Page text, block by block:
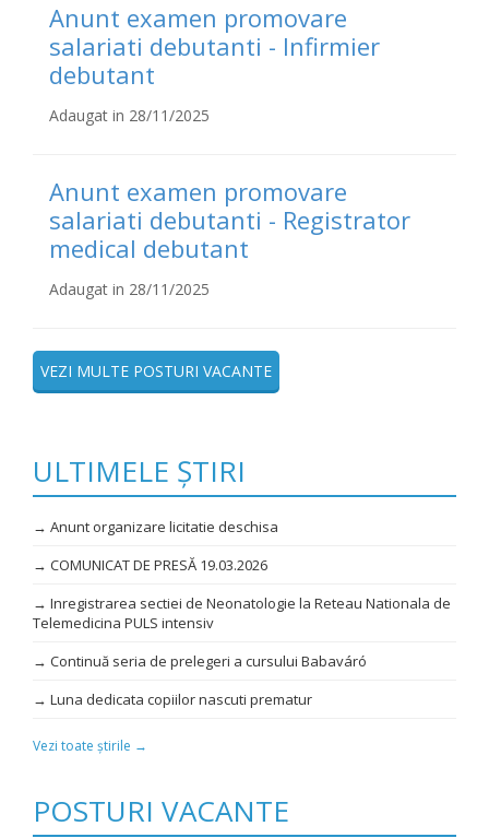
Anunt examen promovare
salariati debutanti - Infirmier
debutant
Adaugat in 28/11/2025
Anunt examen promovare
salariati debutanti - Registrator
medical debutant
Adaugat in 28/11/2025
VEZI MULTE POSTURI VACANTE
ULTIMELE ȘTIRI
→ Anunt organizare licitatie deschisa
→ COMUNICAT DE PRESĂ 19.03.2026
→ Inregistrarea sectiei de Neonatologie la Reteau Nationala de
Telemedicina PULS intensiv
→ Continuă seria de prelegeri a cursului Babaváró
→ Luna dedicata copiilor nascuti prematur
Vezi toate știrile →
POSTURI VACANTE